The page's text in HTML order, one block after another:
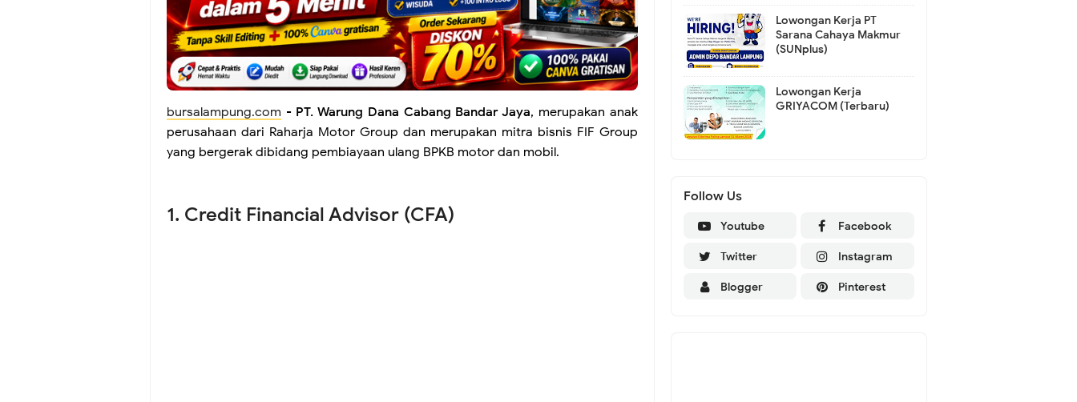
bursalampung.com - PT. Warung Dana Cabang Bandar Jaya, merupakan anak
perusahaan dari Raharja Motor Group dan merupakan mitra bisnis FIF Group
yang bergerak dibidang pembiayaan ulang BPKB motor dan mobil.
1. Credit Financial Advisor (CFA)
Lowongan Kerja PT
Sarana Cahaya Makmur
(SUNplus)
Lowongan Kerja
GRIYACOM (Terbaru)
Follow Us
Youtube Facebook
Twitter Instagram
Blogger Pinterest